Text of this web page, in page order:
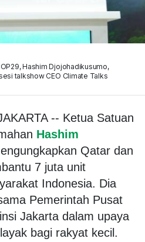
Hashim Djojohadikusumo,
talkshow CEO Climate Talks
-- Ketua Satuan
Hashim
Qatar dan
7 juta unit
Indonesia. Dia
Pemerintah Pusat
Jakarta dalam upaya
bagi rakyat kecil.